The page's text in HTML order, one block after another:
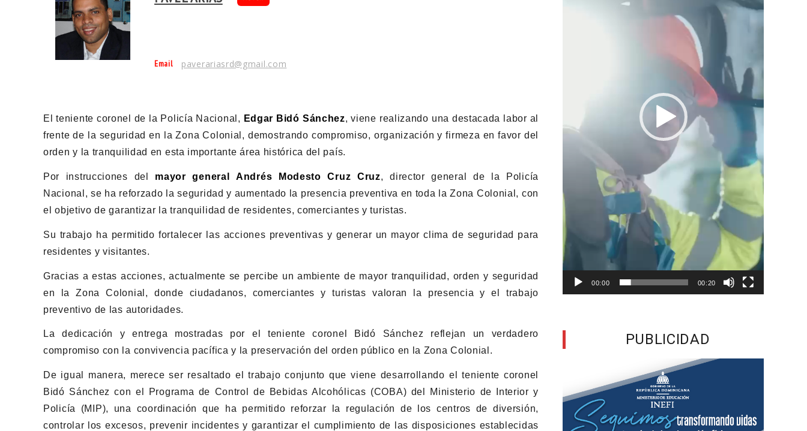
Email paverariasrd@gmail.com
El teniente coronel de la Policía Nacional, Edgar Bidó Sánchez, viene realizando una destacada labor al
frente de la seguridad en la Zona Colonial, demostrando compromiso, organización y firmeza en favor del
orden y la tranquilidad en esta importante área histórica del país.
Por instrucciones del mayor general Andrés Modesto Cruz Cruz, director general de la Policía
Nacional, se ha reforzado la seguridad y aumentado la presencia preventiva en toda la Zona Colonial, con
el objetivo de garantizar la tranquilidad de residentes, comerciantes y turistas.
Su trabajo ha permitido fortalecer las acciones preventivas y generar un mayor clima de seguridad para
residentes y visitantes.
Gracias a estas acciones, actualmente se percibe un ambiente de mayor tranquilidad, orden y seguridad
en la Zona Colonial, donde ciudadanos, comerciantes y turistas valoran la presencia y el trabajo
preventivo de las autoridades.
La dedicación y entrega mostradas por el teniente coronel Bidó Sánchez reflejan un verdadero
compromiso con la convivencia pacífica y la preservación del orden público en la Zona Colonial.
De igual manera, merece ser resaltado el trabajo conjunto que viene desarrollando el teniente coronel
Bidó Sánchez con el Programa de Control de Bebidas Alcohólicas (COBA) del Ministerio de Interior y
Policía (MIP), una coordinación que ha permitido reforzar la regulación de los centros de diversión,
controlar los excesos, prevenir incidentes y garantizar el cumplimiento de las disposiciones establecidas
00:00 00:20
PUBLICIDAD